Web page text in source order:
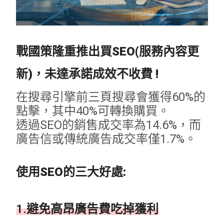
戰國策隆重推出買SEO(服務內容更
新)，未達承諾成效不收費 !
在搜尋引擎前三頁搜尋會獲得60%的
點擊，其中40%可轉換購買。
透過SEO的銷售成交率為14.6%，而
廣告信或傳統廣告成交率僅1.7%。
使用SEO的三大好處:
1.避免高昂廣告費吃掉獲利